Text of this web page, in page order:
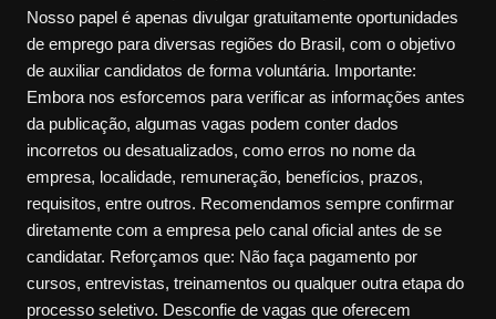
Nosso papel é apenas divulgar gratuitamente oportunidades
de emprego para diversas regiões do Brasil, com o objetivo
de auxiliar candidatos de forma voluntária. Importante:
Embora nos esforcemos para verificar as informações antes
da publicação, algumas vagas podem conter dados
incorretos ou desatualizados, como erros no nome da
empresa, localidade, remuneração, benefícios, prazos,
requisitos, entre outros. Recomendamos sempre confirmar
diretamente com a empresa pelo canal oficial antes de se
candidatar. Reforçamos que: Não faça pagamento por
cursos, entrevistas, treinamentos ou qualquer outra etapa do
processo seletivo. Desconfie de vagas que oferecem